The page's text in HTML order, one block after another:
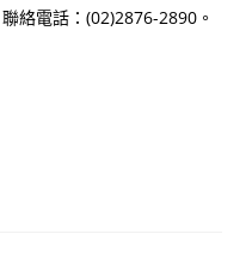
絡電話：(02)2876-2890。